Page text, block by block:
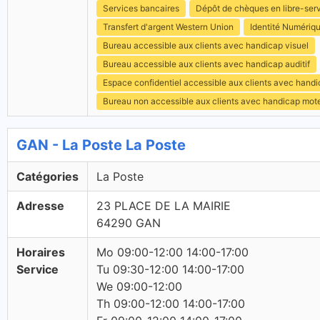
Services bancaires
Dépôt de chèques en libre-
Transfert d'argent Western Union
Identité
Bureau accessible aux clients avec handicap visuel
Bureau accessible aux clients avec handicap auditif
Espace confidentiel accessible aux clients avec
Bureau non accessible aux clients avec handicap
GAN - La Poste La Poste
Catégories La Poste
Adresse
23 PLACE DE LA MAIRIE
64290 GAN
Horaires
Service
Mo 09:00-12:00 14:00-17:00
Tu 09:30-12:00 14:00-17:00
We 09:00-12:00
Th 09:00-12:00 14:00-17:00